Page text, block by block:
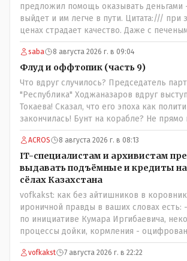
предложил помощь оказывать деньгами
выйдет и им легче в пути. Цитата:/// при
ценах страдает качество. Даже с
проблема. // На вкус и цвет........., по мне
значительно вкуснее чем руссская и
покупайте формовой, бюджетный- он
вкусней остальных, но самый вкусный
пекарнях; мясо - русское, белоруское не
значительно вкусней и натуральное
финансовой столице республики все
правда то правда: - там продкты и
дешевле и услуги тамады, певцов тоже и
на 250-300 человек там обойдётся в
Костанае. Цитата:///Кому доверять?///
что боролись на то и напоролись- хотели
захотели жить в коммунизме где был
"....человек человеку- брат...."
saba 8 августа 2026 г. в 09:04
Флуд и оффтопик (часть 9)
Что вдруг случилось? Председатель
"Республика" Ходжаназаров вдруг
Токаева! Сказал, что его эпоха как
закончилась! Бунт на корабле? Не прямо
правдолюб вдруг выступил! Может он
Появился неизвестно откуда, отжал у
всесильного Розинова целый холдинг и
президента выступает! Вот ни капельки
что он действует в интересах страны,
не говорю! Опять какие то закулисные
ACROS 8 августа 2026 г. в 08:13
IT-специалистам и архивистам
выдавать подъёмные и кредиты
сёлах Казахстана
vofkakst: как без айтишников в
ироничной правды в ваших словах есть:
по инициативе Кумара Иргибаевича,
процессы дойки, кормления -
программы дают сбой - и тогда они
насколько в курсе своей комьютерной
vofkakst 7 августа 2026 г. в 22:22